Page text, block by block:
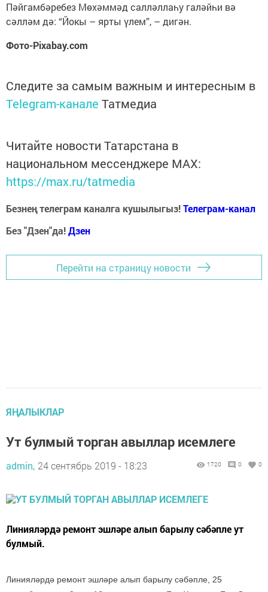
Пәйгамбәребез Мөхәммәд салләллаһу галәйһи вә
сәлләм дә: “Йокы – ярты үлем”, – дигән.
Фото-Pixabay.com
Следите за самым важным и интересным в
Telegram-канале Татмедиа
Читайте новости Татарстана в
национальном мессенджере MАХ:
https://max.ru/tatmedia
Безнең телеграм каналга кушылыгыз!Телеграм-канал
Без "Дзен"да!Дзен
Перейти на страницу новости
ЯҢАЛЫКЛАР
Ут булмый торган авыллар исемлеге
admin, 24 сентябрь 2019 - 18:23 1720 0 0
Линияләрдә ремонт эшләре алып барылу сәбәпле ут
булмый.
Линияләрдә ремонт эшләре алып барылу сәбәпле, 25